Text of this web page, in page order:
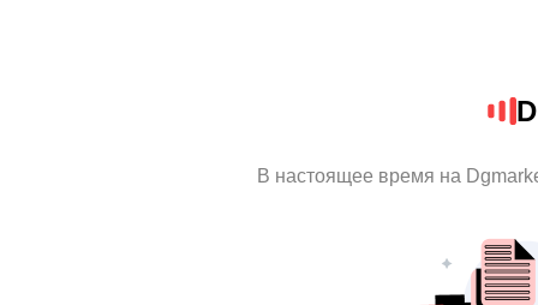
В настоящее время на